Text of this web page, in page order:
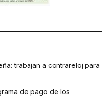
trabajan a contrareloj para
de pago de los